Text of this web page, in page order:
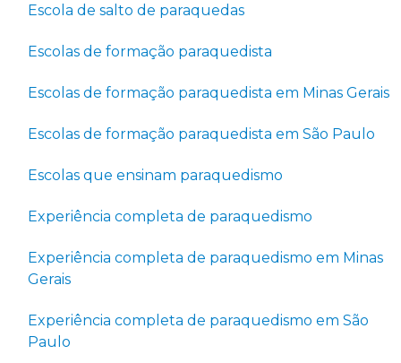
Escola de salto de paraquedas
Escolas de formação paraquedista
Escolas de formação paraquedista em Minas Gerais
Escolas de formação paraquedista em São Paulo
Escolas que ensinam paraquedismo
Experiência completa de paraquedismo
Experiência completa de paraquedismo em Minas
Gerais
Experiência completa de paraquedismo em São
Paulo